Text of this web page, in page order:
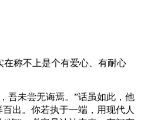
在称不上是个有爱心、有耐心
吾未尝无诲焉。”话虽如此，他
出。你若执于一端，用现代人